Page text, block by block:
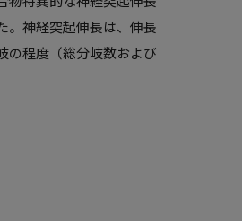
。神経突起伸長は、伸長
の程度（総分岐数および